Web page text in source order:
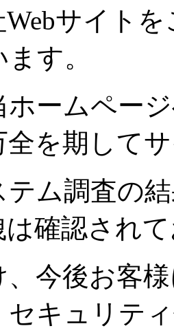
サイト
す。
ホームペー
全を期して
テム調査の
は確認され
、今後お客
セキュリテ